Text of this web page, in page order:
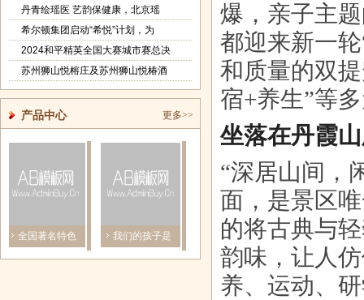
丹青绘瑶医 艺韵保健康，北京瑶
希尔顿集团启动“希悦”计划，为
2024和平精英全国大赛城市赛总决
苏州狮山悦榕庄及苏州狮山悦椿酒
更多>>
产品中心
全国著名特色
中医肿瘤专
我们的孩子是
否需要Chat
喝着“白金道”去
《流浪
乐众系统独占
币圈鳌头
爆，亲子主
都迎来新一
和质量的双
宿+养生”等
坐落在丹霞
“深居山间，
面，是景区
的将古典与
韵味，让人
养、运动、